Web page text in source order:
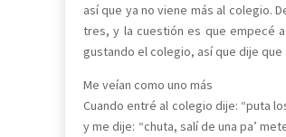
así que ya no viene más al colegio.
tres, y la cuestión es que empecé
gustando el colegio, así que dije
Me veían como uno más
Cuando entré al colegio dije: “puta
y me dije: “chuta, salí de una pa’